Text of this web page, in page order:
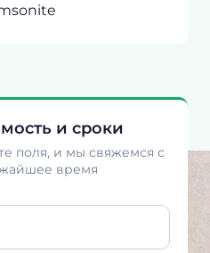
и сроки
поля, и мы свяжемся с
время